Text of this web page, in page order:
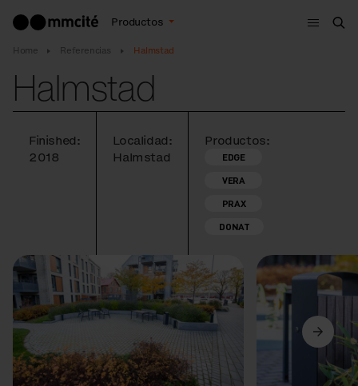
Productos
Menú
Home Referencias Halmstad
Halmstad
Finished:
2018
Localidad:
Halmstad
Productos:
EDGE
VERA
PRAX
DONAT
Anterior Siguiente